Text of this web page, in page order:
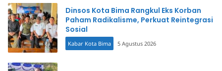
Dinsos Kota Bima Rangkul Eks Korban
Paham Radikalisme, Perkuat Reintegrasi
Sosial
Kabar Kota Bima 5 Agustus 2026